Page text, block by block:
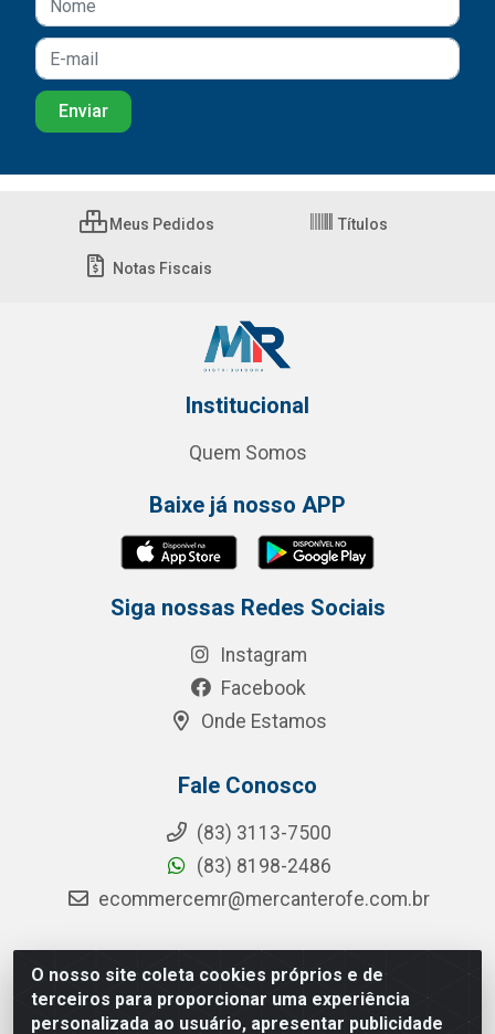
O nosso site coleta cookies próprios e de
terceiros para proporcionar uma experiência
personalizada ao usuário, apresentar publicidade
Meus Pedidos Títulos
Notas Fiscais
Institucional
Quem Somos
Baixe já nosso APP
Siga nossas Redes Sociais
Instagram
Facebook
Onde Estamos
Fale Conosco
(83) 3113-7500
(83) 8198-2486
ecommercemr@mercanterofe.com.br
MR Distribuidora - Rua Hortêncio Ribeiro de Luna, 3777 -
Distrito Industrial, João Pessoa/PB - CEP 58081-400 -